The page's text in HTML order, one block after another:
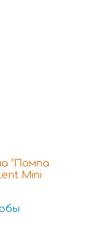
“Помпа
Mini